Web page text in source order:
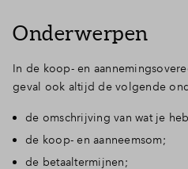
Onderwerpen
In de koop- en
geval ook altijd de volgende
de omschrijving van wat je
de koop- en aanneemsom;
de betaaltermijnen;